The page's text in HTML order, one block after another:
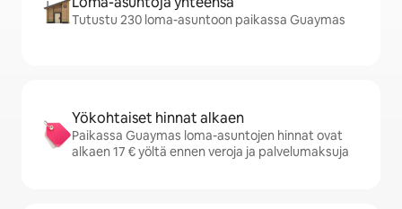
Tutustu 230 loma-asuntoon paikassa Guaymas
Yökohtaiset hinnat alkaen
Paikassa Guaymas loma-asuntojen hinnat ovat
alkaen 17 € yöltä ennen veroja ja palvelumaksuja